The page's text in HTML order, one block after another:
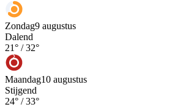
Zondag9 augustus
Dalend
21° /32°
Maandag10 augustus
Stijgend
24° /33°